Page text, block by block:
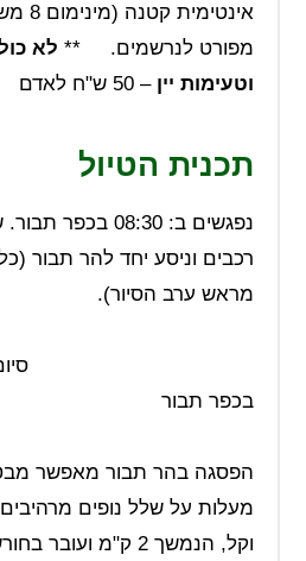
מפורט לנרשמים. ** לא
וטעימות יין– 50 ש"ח לאדם
תכנית הטיול
נפגשים ב: 08:30
רכבים וניסע יחד להר תבור (כל
מראש ערב
בכפר
מעלות על שלל נופים
וקל, הנמשך 2 ק"מ